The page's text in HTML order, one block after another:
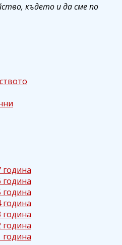
където и да сме по
година
година
година
година
година
година
година